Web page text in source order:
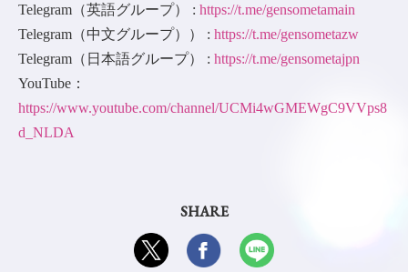
Telegram（英語グループ） : https://t.me/gensometamain
Telegram（中文グループ）） : https://t.me/gensometazw
Telegram（日本語グループ） : https://t.me/gensometajpn
YouTube：
https://www.youtube.com/channel/UCMi4wGMEWgC9VVps8
d_NLDA
SHARE